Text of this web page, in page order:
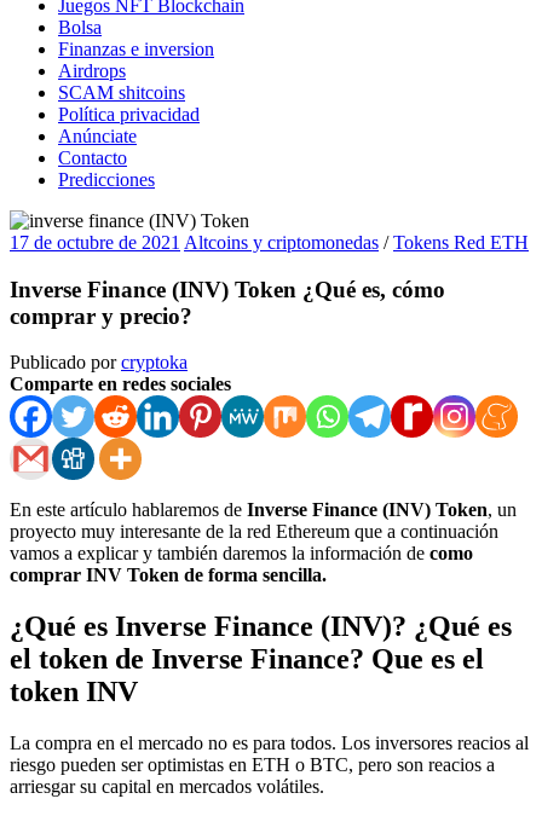
Juegos NFT Blockchain
Bolsa
Finanzas e inversion
Airdrops
SCAM shitcoins
Política privacidad
Anúnciate
Contacto
Predicciones
17 de octubre de 2021 Altcoins y criptomonedas /Tokens Red ETH
Inverse Finance (INV) Token ¿Qué es, cómo
comprar y precio?
Publicado porcryptoka
Comparte en redes sociales
En este artículo hablaremos de Inverse Finance (INV) Token, un
proyecto muy interesante de la red Ethereum que a continuación
vamos a explicar y también daremos la información de como
comprar INV Token de forma sencilla.
¿Qué es Inverse Finance (INV)? ¿Qué es
el token de Inverse Finance? Que es el
token INV
La compra en el mercado no es para todos. Los inversores reacios al
riesgo pueden ser optimistas en ETH o BTC, pero son reacios a
arriesgar su capital en mercados volátiles.